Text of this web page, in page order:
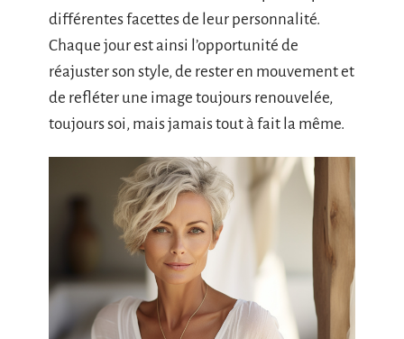
différentes facettes de leur personnalité.
Chaque jour est ainsi l’opportunité de
réajuster son style, de rester en mouvement et
de refléter une image toujours renouvelée,
toujours soi, mais jamais tout à fait la même.